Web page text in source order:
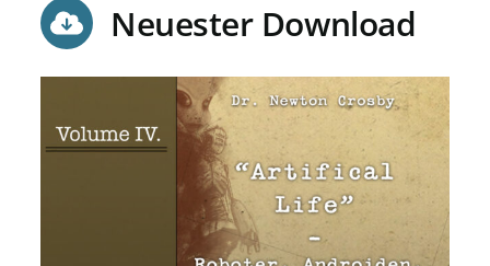
Neuester Download